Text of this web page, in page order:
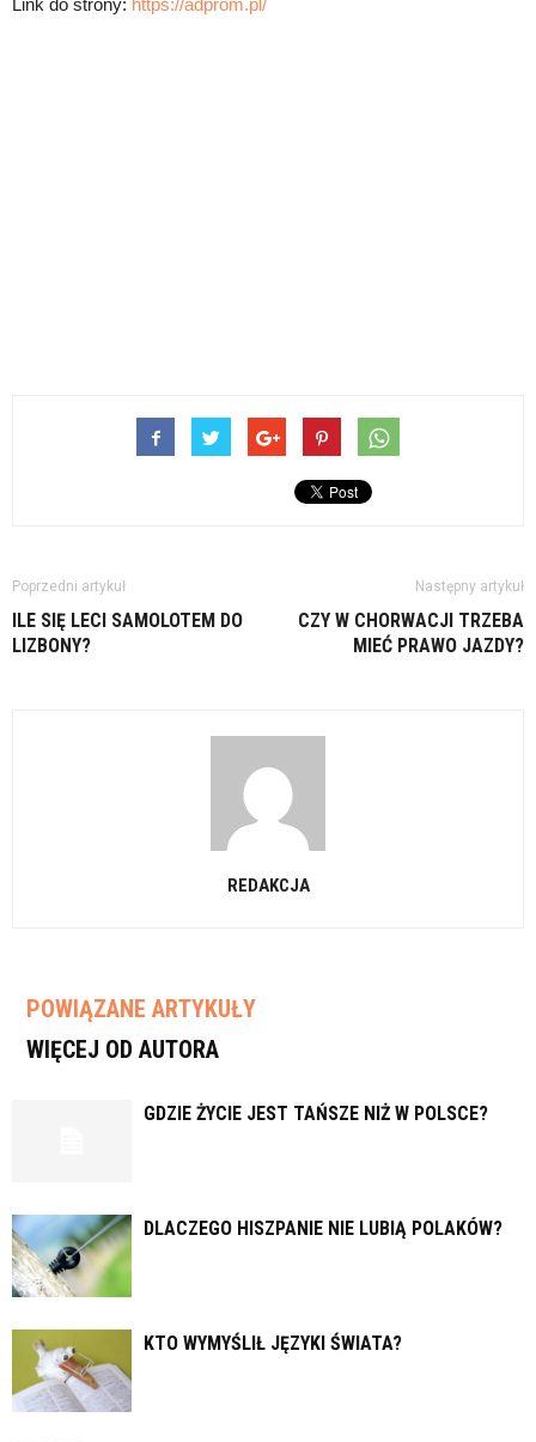
Link do strony: https://adprom.pl/
Poprzedni artykuł
ILE SIĘ LECI SAMOLOTEM DO
LIZBONY?
Następny artykuł
CZY W CHORWACJI TRZEBA
MIEĆ PRAWO JAZDY?
REDAKCJA
POWIĄZANE ARTYKUŁY
WIĘCEJ OD AUTORA
GDZIE ŻYCIE JEST TAŃSZE NIŻ W POLSCE?
DLACZEGO HISZPANIE NIE LUBIĄ POLAKÓW?
KTO WYMYŚLIŁ JĘZYKI ŚWIATA?